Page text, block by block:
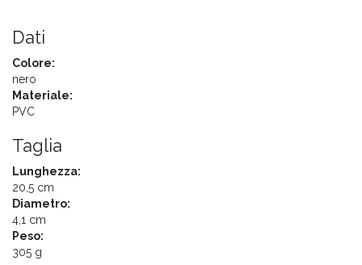
Dati
Colore:
nero
Materiale:
PVC
Taglia
Lunghezza:
20,5 cm
Diametro:
4,1 cm
Peso:
305 g